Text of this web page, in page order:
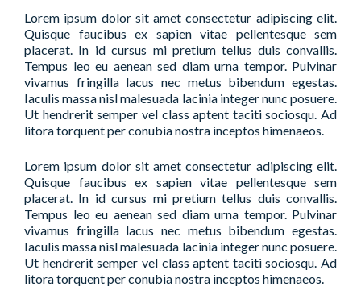
Lorem ipsum dolor sit amet consectetur adipiscing elit.
Quisque faucibus ex sapien vitae pellentesque sem
placerat. In id cursus mi pretium tellus duis convallis.
Tempus leo eu aenean sed diam urna tempor. Pulvinar
vivamus fringilla lacus nec metus bibendum egestas.
Iaculis massa nisl malesuada lacinia integer nunc posuere.
Ut hendrerit semper vel class aptent taciti sociosqu. Ad
litora torquent per conubia nostra inceptos himenaeos.
Lorem ipsum dolor sit amet consectetur adipiscing elit.
Quisque faucibus ex sapien vitae pellentesque sem
placerat. In id cursus mi pretium tellus duis convallis.
Tempus leo eu aenean sed diam urna tempor. Pulvinar
vivamus fringilla lacus nec metus bibendum egestas.
Iaculis massa nisl malesuada lacinia integer nunc posuere.
Ut hendrerit semper vel class aptent taciti sociosqu. Ad
litora torquent per conubia nostra inceptos himenaeos.